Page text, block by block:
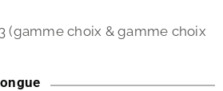
(gamme choix & gamme choix